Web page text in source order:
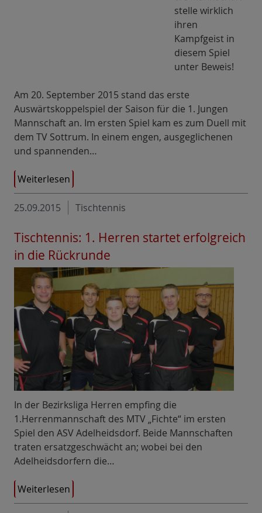
stelle wirklich
ihren
Kampfgeist in
diesem Spiel
unter Beweis!
Am 20. September 2015 stand das erste
Auswärtskoppelspiel der Saison für die 1. Jungen
Mannschaft an. Im ersten Spiel kam es zum Duell mit
dem TV Sottrum. In einem engen, ausgeglichenen
und spannenden…
Weiterlesen
25.09.2015 Tischtennis
Tischtennis: 1. Herren startet erfolgreich
in die Rückrunde
In der Bezirksliga Herren empfing die
1.Herrenmannschaft des MTV „Fichte“ im ersten
Spiel den ASV Adelheidsdorf. Beide Mannschaften
traten ersatzgeschwächt an; wobei bei den
Adelheidsdorfern die…
Weiterlesen